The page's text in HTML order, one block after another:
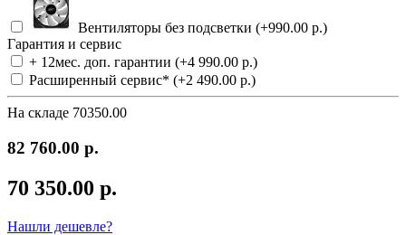
Вентиляторы без подсветки (+990.00 р.)
Гарантия и сервис
+ 12мес. доп. гарантии (+4 990.00 р.)
Расширенный сервис* (+2 490.00 р.)
На складе 70350.00
82 760.00 р.
70 350.00 р.
Нашли дешевле?